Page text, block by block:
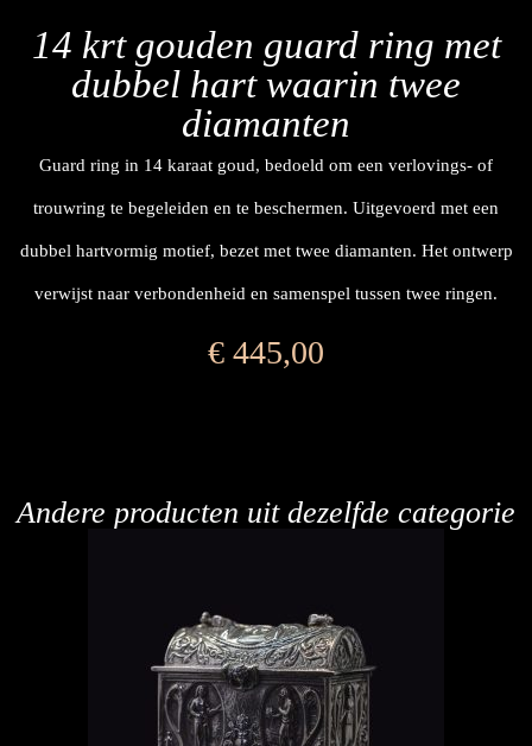
14 krt gouden guard ring met
dubbel hart waarin twee
diamanten
Guard ring in 14 karaat goud, bedoeld om een verlovings- of
trouwring te begeleiden en te beschermen. Uitgevoerd met een
dubbel hartvormig motief, bezet met twee diamanten. Het ontwerp
verwijst naar verbondenheid en samenspel tussen twee ringen.
€ 445,00
Andere producten uit dezelfde categorie